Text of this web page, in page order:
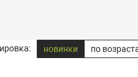
новинки по